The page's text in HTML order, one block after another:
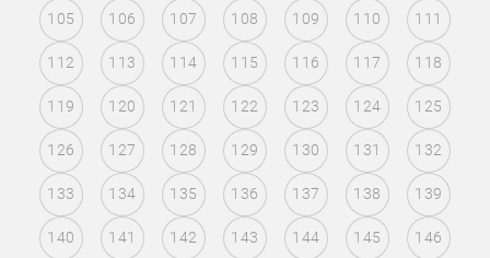
105 106 107 108 109 110 111
112 113 114 115 116 117 118
119 120 121 122 123 124 125
126 127 128 129 130 131 132
133 134 135 136 137 138 139
140 141 142 143 144 145 146